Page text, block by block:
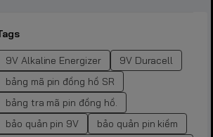
9V Alkaline Energizer
9V Duracell
bảng mã pin đồng hồ SR
bảng tra mã pin đồng hồ.
bảo quản pin 9V
bảo quản pin kiềm